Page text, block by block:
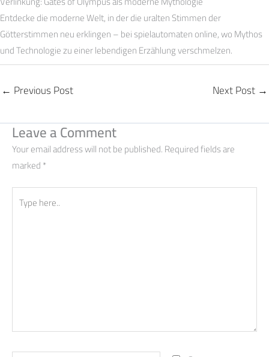
Entdecke die moderne Welt, in der die uralten Stimmen der
Götterstimmen neu erklingen – bei spielautomaten online, wo Mythos
und Technologie zu einer lebendigen Erzählung verschmelzen.
← Previous Post Next Post →
Leave a Comment
Your email address will not be published.Required fields are
marked*
here..